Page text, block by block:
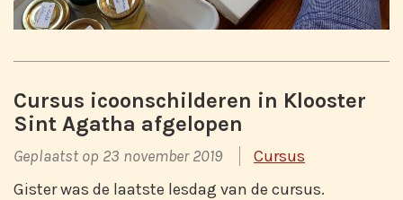
Cursus icoonschilderen in Klooster
Sint Agatha afgelopen
Geplaatst op 23 november 2019
Cursus
Gister was de laatste lesdag van de cursus.